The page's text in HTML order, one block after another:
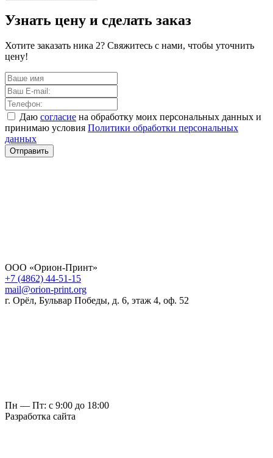
Узнать цену и сделать заказ
Хотите заказать ника 2? Свяжитесь с нами, чтобы уточнить
цену!
Даю согласие на обработку моих персональных данных и
принимаю условия Политики обработки персональных
данных
Отправить
ООО «Орион-Принт»
+7 (4862) 44-51-15
mail@orion-print.org
г. Орёл, Бульвар Победы, д. 6, этаж 4, оф. 52
Пн — Пт: с 9:00 до 18:00
Разработка сайта